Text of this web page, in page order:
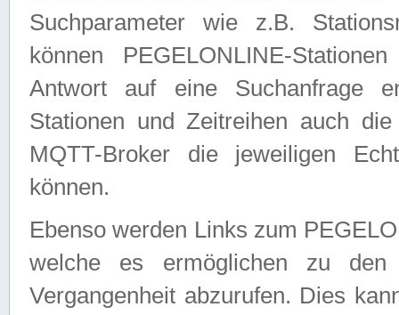
Suchparameter wie z.B.
können PEGELONLINE-
Antwort auf eine Suchanfrage
Stationen und Zeitreihen auch
MQTT-Broker die jeweiligen
können.
Ebenso werden Links zum
welche es ermöglichen zu den
Vergangenheit abzurufen. Dies